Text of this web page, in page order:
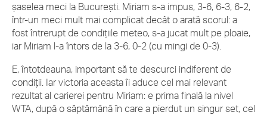
șaselea meci la București. Miriam s-a impus, 3-6, 6-3, 6-2,
într-un meci mult mai complicat decât o arată scorul: a
fost întrerupt de condițiile meteo, s-a jucat mult pe ploaie,
iar Miriam l-a întors de la 3-6, 0-2 (cu mingi de 0-3).
E, întotdeauna, important să te descurci indiferent de
condiții. Iar victoria aceasta îi aduce cel mai relevant
rezultat al carierei pentru Miriam: e prima finală la nivel
WTA, după o săptămână în care a pierdut un singur set, cel